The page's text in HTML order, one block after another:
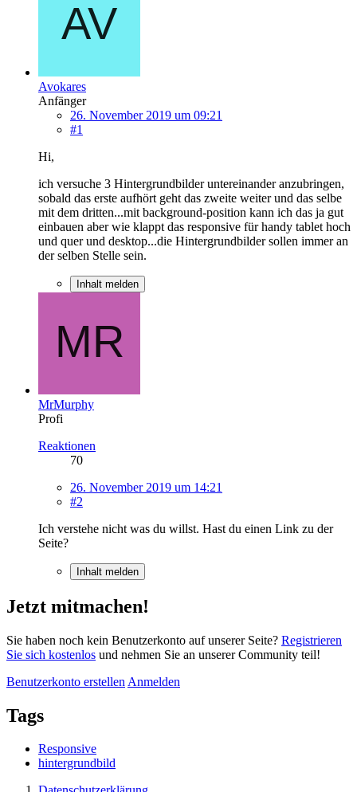
Avokares
Anfänger
26. November 2019 um 09:21
#1
Hi,
ich versuche 3 Hintergrundbilder untereinander anzubringen,
sobald das erste aufhört geht das zweite weiter und das selbe
mit dem dritten...mit background-position kann ich das ja gut
einbauen aber wie klappt das responsive für handy tablet hoch
und quer und desktop...die Hintergrundbilder sollen immer an
der selben Stelle sein.
Inhalt melden
MrMurphy
Profi
Reaktionen
70
26. November 2019 um 14:21
#2
Ich verstehe nicht was du willst. Hast du einen Link zu der
Seite?
Inhalt melden
Jetzt mitmachen!
Sie haben noch kein Benutzerkonto auf unserer Seite? Registrieren
Sie sich kostenlos und nehmen Sie an unserer Community teil!
Benutzerkonto erstellen Anmelden
Tags
Responsive
hintergrundbild